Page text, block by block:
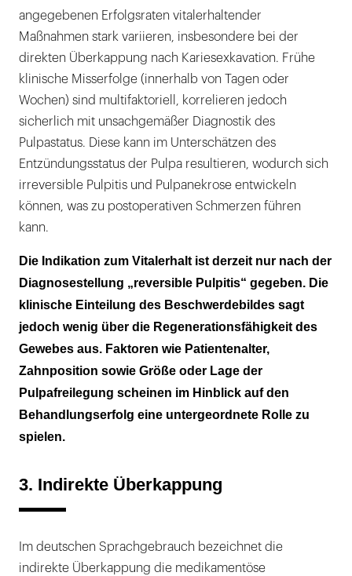
angegebenen Erfolgsraten vitalerhaltender
Maßnahmen stark variieren, insbesondere bei der
direkten Überkappung nach Kariesexkavation. Frühe
klinische Misserfolge (innerhalb von Tagen oder
Wochen) sind multifaktoriell, korrelieren jedoch
sicherlich mit unsachgemäßer Diagnostik des
Pulpastatus. Diese kann im Unterschätzen des
Entzündungsstatus der Pulpa resultieren, wodurch sich
irreversible Pulpitis und Pulpanekrose entwickeln
können, was zu postoperativen Schmerzen führen
kann.
Die Indikation zum Vitalerhalt ist derzeit nur nach der
Diagnosestellung „reversible Pulpitis“ gegeben. Die
klinische Einteilung des Beschwerdebildes sagt
jedoch wenig über die Regenerationsfähigkeit des
Gewebes aus. Faktoren wie Patientenalter,
Zahnposition sowie Größe oder Lage der
Pulpafreilegung scheinen im Hinblick auf den
Behandlungserfolg eine untergeordnete Rolle zu
spielen.
3. Indirekte Überkappung
Im deutschen Sprachgebrauch bezeichnet die
indirekte Überkappung die medikamentöse